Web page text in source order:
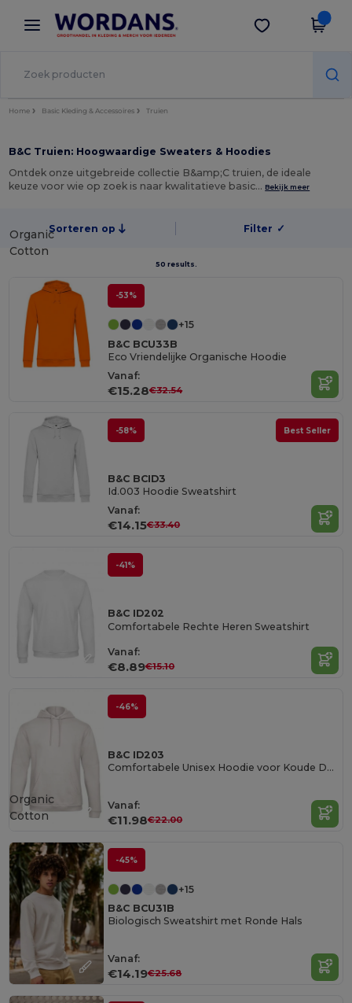
× Wordans-app
Betere prijzen in de app!
Download app
Home Basic Kleding & Accessoires Truien
B&C Truien: Hoogwaardige Sweaters & Hoodies
Ontdek onze uitgebreide collectie B&amp;C truien, de ideale
keuze voor wie op zoek is naar kwalitatieve basic… Bekijk meer
Sorteren op Filter ✓
50 results.
Organic
Cotton
-53%
+15
B&C BCU33B
Eco Vriendelijke Organische Hoodie
Vanaf:
€15.28€32.54
-58% Best Seller
B&C BCID3
Id.003 Hoodie Sweatshirt
Vanaf:
€14.15€33.40
-41%
B&C ID202
Comfortabele Rechte Heren Sweatshirt
Vanaf:
€8.89€15.10
-46%
B&C ID203
Comfortabele Unisex Hoodie voor Koude Dagen
Vanaf:
€11.98€22.00
Organic
Cotton
-45%
+15
B&C BCU31B
Biologisch Sweatshirt met Ronde Hals
Vanaf:
€14.19€25.68